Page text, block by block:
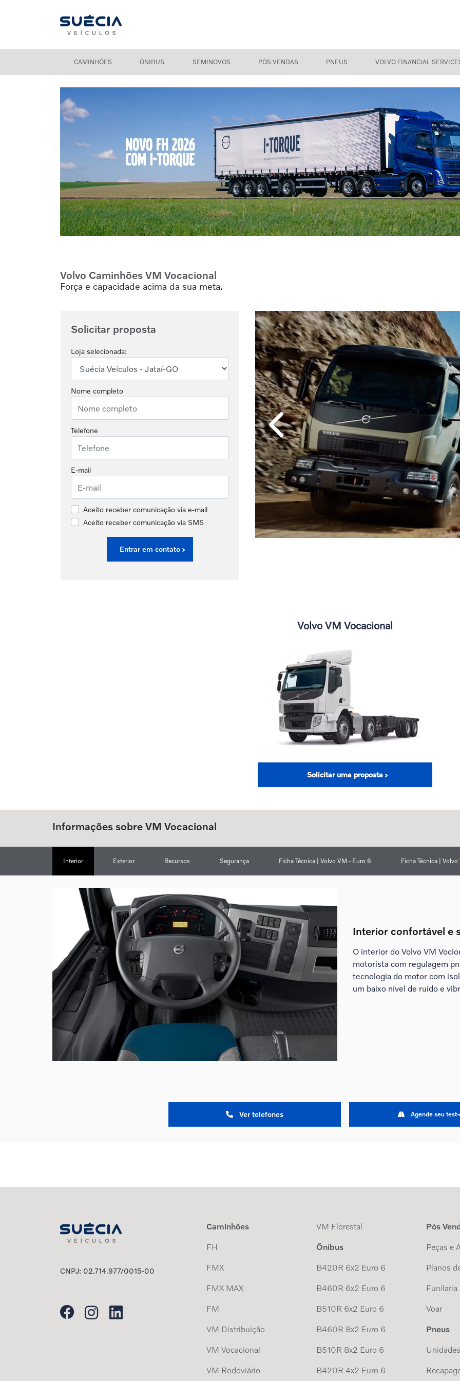
CAMINHÕES ÔNIBUS SEMINOVOS PÓS VENDAS PNEUS VOLVO FINANCIAL
Volvo Caminhões VM Vocacional
Força e capacidade acima da sua meta.
Solicitar proposta
Loja selecionada:
Nome completo
Telefone
E-mail
Aceito receber comunicação via e-mail
Aceito receber comunicação via SMS
Entrar em contato
Anterior
Volvo VM Vocacional
Solicitar uma proposta
Informações sobre VM Vocacional
Interior Exterior Recursos Segurança Ficha Técnica | Volvo VM - Euro 6 Ficha Técnica |
Interior confortável e
O interior do Volvo VM
motorista com regulagem
tecnologia do motor com
um baixo nível de ruído e
Ver telefones Agende seu
CNPJ: 02.714.977/0015-00
Caminhões
FH
FMX
FMX MAX
FM
VM Distribuição
VM Vocacional
VM Rodoviário
VM Florestal
Ônibus
B420R 6x2 Euro 6
B460R 6x2 Euro 6
B510R 6x2 Euro 6
B460R 8x2 Euro 6
B510R 8x2 Euro 6
B420R 4x2 Euro 6
Pós
Peças e
Planos
Funilaria
Voar
Pneus
Unidades